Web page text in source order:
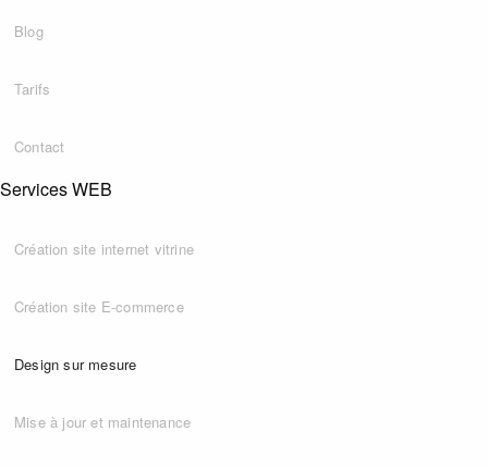
Blog
Tarifs
Contact
Services WEB
Création site internet vitrine
Création site E-commerce
Design sur mesure
Mise à jour et maintenance